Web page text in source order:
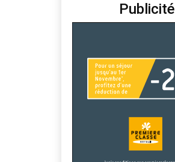
Placards
Proche commerces
Proche écoles
Proche transport
Quartier calme
terrain
jardin
dernier étage
Publicité